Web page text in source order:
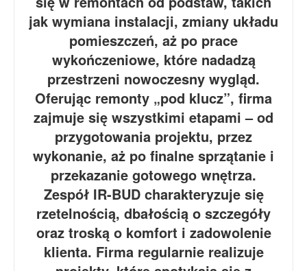
jak wymiana instalacji, zmiany układu
pomieszczeń, aż po prace
wykończeniowe, które nadadzą
przestrzeni nowoczesny wygląd.
Oferując remonty „pod klucz”, firma
zajmuje się wszystkimi etapami – od
przygotowania projektu, przez
wykonanie, aż po finalne sprzątanie i
przekazanie gotowego wnętrza.
Zespół IR-BUD charakteryzuje się
rzetelnością, dbałością o szczegóły
oraz troską o komfort i zadowolenie
klienta. Firma regularnie realizuje